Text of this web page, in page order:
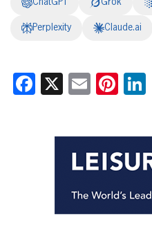
ChatGPT Grok
Perplexity Claude.ai
Facebook
X Email